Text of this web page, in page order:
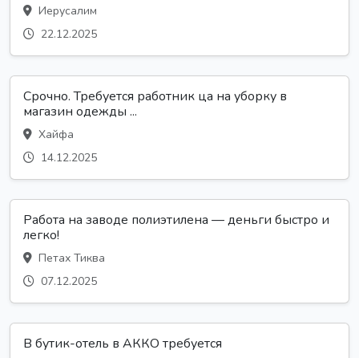
Иерусалим
22.12.2025
Срочно. Требуется работник ца на уборку в
магазин одежды ...
Хайфа
14.12.2025
Работа на заводе полиэтилена — деньги быстро и
легко!
Петах Тиква
07.12.2025
В бутик-отель в АККО требуется